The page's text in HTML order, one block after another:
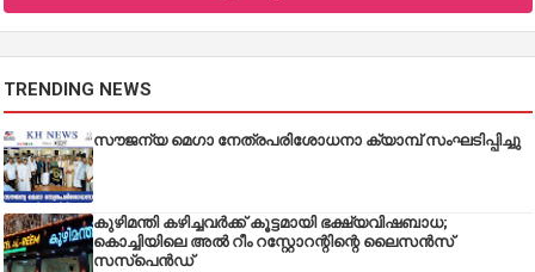
TRENDING NEWS
സൗജന്യ മെഗാ നേത്രപരിശോധനാ ക്യാമ്പ് സംഘടിപ്പിച്ചു
കുഴിമന്തി കഴിച്ചവർക്ക് കൂട്ടമായി ഭക്ഷ്യവിഷബാധ;
കൊച്ചിയിലെ അൽ റീം റസ്റ്റോറന്റിന്റെ ലൈസൻസ്
സസ്പെൻഡ്